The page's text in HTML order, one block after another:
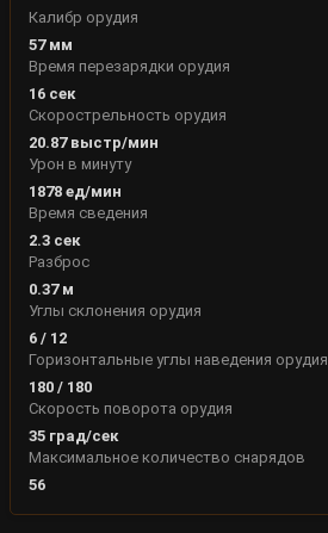
Калибр орудия
57мм
Время перезарядки орудия
16сек
Скорострельность орудия
20.87выстр/мин
Урон в минуту
1878ед/мин
Время сведения
2.3сек
Разброс
0.37м
Углы склонения орудия
6 / 12
Горизонтальные углы наведения орудия
180 / 180
Скорость поворота орудия
35град/сек
Максимальное количество снарядов
56